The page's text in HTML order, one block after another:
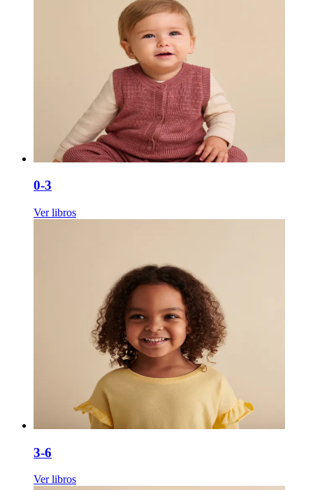
0-3
Ver libros
3-6
Ver libros